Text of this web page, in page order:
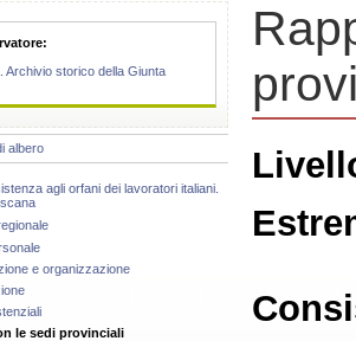
Archivio storico della Giunta
albero
agli orfani dei lavoratori italiani.
e organizzazione
le sedi provinciali